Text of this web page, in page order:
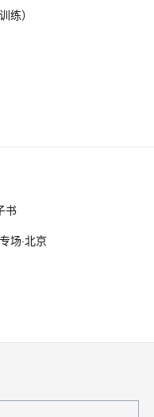
生图复杂细节控制
练）
书
场·北京